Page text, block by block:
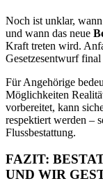
Noch ist unklar,
und wann das neue
Kraft treten wird.
Gesetzesentwurf
Für Angehörige
Möglichkeiten
vorbereitet, kann
respektiert werden –
Flussbestattung.
FAZIT:
UND WIR